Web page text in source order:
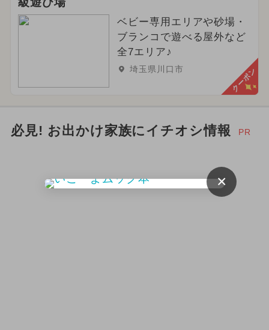
ベビー専用エリアや砂場・
ブランコで遊べる屋外など
全7エリア♪
埼玉県川口市 クーポン
必見! お出かけ家族にイチオシ情報 PR
×